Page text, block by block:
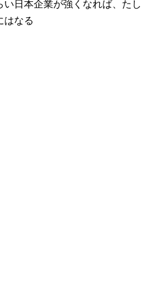
日本企業が強くなれば、たし
はなる